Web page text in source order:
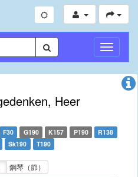
切
換
導
Heer
F30 G190 K157 P190
R138
Sk190 T190
鋼琴（節）